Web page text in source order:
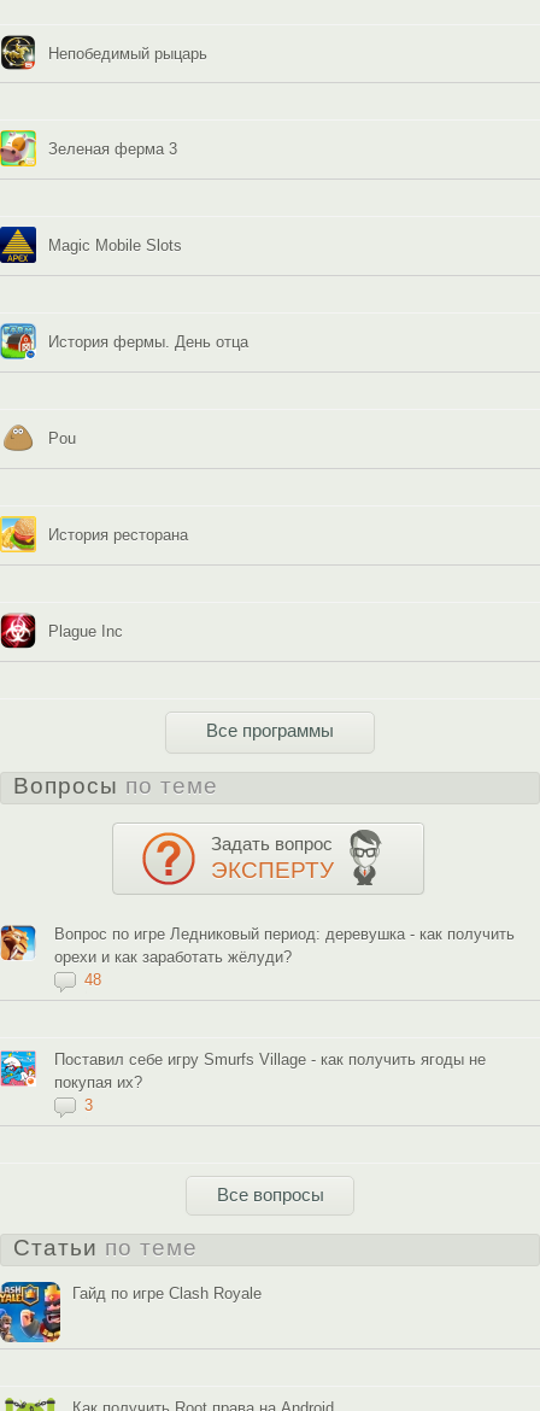
Непобедимый рыцарь
Зеленая ферма 3
Magic Mobile Slots
История фермы. День отца
Pou
История ресторана
Plague Inc
Все программы
Вопросы по теме
Задать вопрос
ЭКСПЕРТУ
Вопрос по игре Ледниковый период: деревушка - как получить
орехи и как заработать жёлуди?
48
Поставил себе игру Smurfs Village - как получить ягоды не
покупая их?
3
Все вопросы
Статьи по теме
Гайд по игре Clash Royale